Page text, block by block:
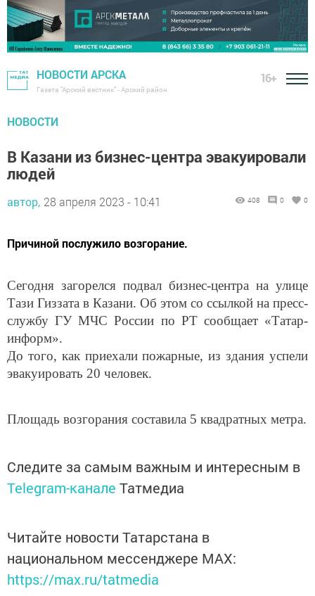
НОВОСТИ АРСКА
Газета "Арский вестник" - Арский район
16+
НОВОСТИ
В Казани из бизнес-центра эвакуировали
людей
автор, 28 апреля 2023 - 10:41 408 0 0
Причиной послужило возгорание.
Сегодня загорелся подвал бизнес-центра на улице
Тази Гиззата в Казани. Об этом со ссылкой на пресс-
службу ГУ МЧС России по РТ сообщает «Татар-
информ».
До того, как приехали пожарные, из здания успели
эвакуировать 20 человек.
Площадь возгорания составила 5 квадратных метра.
Следите за самым важным и интересным в
Telegram-канале Татмедиа
Читайте новости Татарстана в
национальном мессенджере MАХ:
https://max.ru/tatmedia